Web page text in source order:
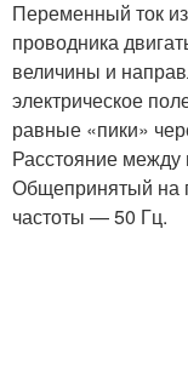
Переменный ток
проводника
величины и
электрическое
равные «пики»
Расстояние между
Общепринятый на
частоты — 50 Гц.